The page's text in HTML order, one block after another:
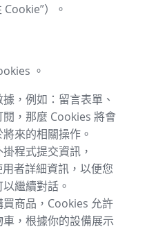
）。
。
，例如：留言表單、
，那麼 Cookies 將會
來的相關操作。
程式提交資訊，
者詳細資訊，以便您
繼續對話。
商品，Cookies 允許
，根據你的設備展示